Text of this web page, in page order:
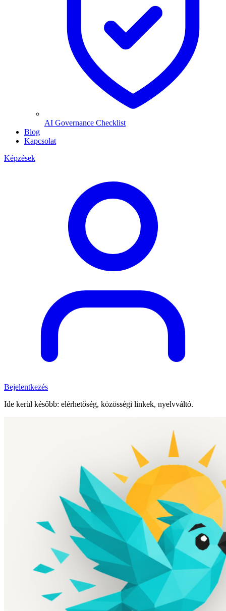
AI Governance Checklist
Blog
Kapcsolat
Képzések
Bejelentkezés
Ide kerül később: elérhetőség, közösségi linkek, nyelvváltó.